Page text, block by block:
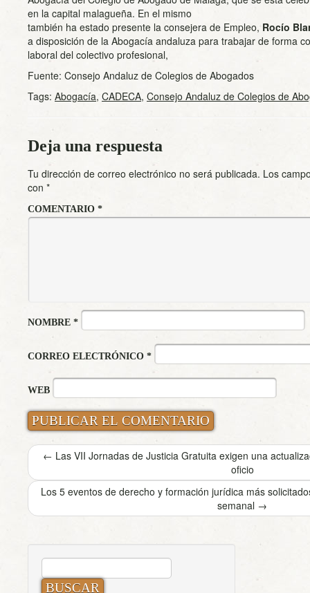
en la capital malagueña. En el mismo
también ha estado presente la consejera de Empleo, Rocío
a disposición de la Abogacía andaluza para trabajar de forma
laboral del colectivo profesional,
Fuente: Consejo Andaluz de Colegios de Abogados
Tags: Abogacía, CADECA, Consejo Andaluz de Colegios de
Deja una respuesta
Tu dirección de correo electrónico no será publicada. Los
con *
COMENTARIO *
NOMBRE *
CORREO ELECTRÓNICO *
WEB
← Las VII Jornadas de Justicia Gratuita exigen una
oficio
Los 5 eventos de derecho y formación jurídica más
semanal →
BUSCAR: